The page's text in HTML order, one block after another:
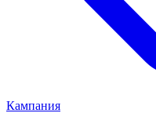
Кампания